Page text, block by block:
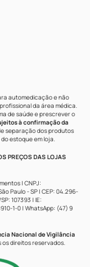
automedicação e não
da área médica.
de saúde e prescrever o
à confirmação da
separação dos produtos
estoque em loja.
PREÇOS DAS LOJAS
| CNPJ:
Paulo - SP | CEP: 04.296-
107393 | IE:
1-0 | WhatsApp: (47) 9
Nacional de Vigilância
os direitos reservados.